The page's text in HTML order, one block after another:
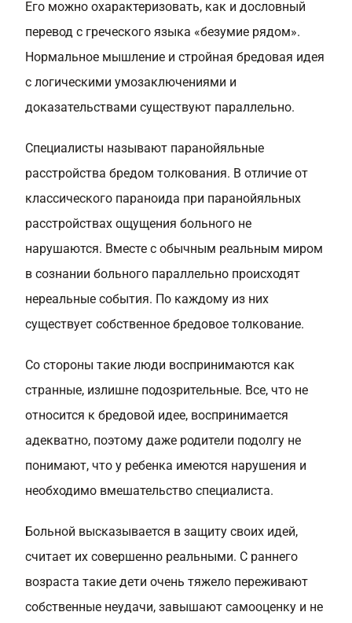
Его можно охарактеризовать, как и дословный
перевод с греческого языка «безумие рядом».
Нормальное мышление и стройная бредовая идея
с логическими умозаключениями и
доказательствами существуют параллельно.
Специалисты называют паранойяльные
расстройства бредом толкования. В отличие от
классического параноида при паранойяльных
расстройствах ощущения больного не
нарушаются. Вместе с обычным реальным миром
в сознании больного параллельно происходят
нереальные события. По каждому из них
существует собственное бредовое толкование.
Со стороны такие люди воспринимаются как
странные, излишне подозрительные. Все, что не
относится к бредовой идее, воспринимается
адекватно, поэтому даже родители подолгу не
понимают, что у ребенка имеются нарушения и
необходимо вмешательство специалиста.
Больной высказывается в защиту своих идей,
считает их совершенно реальными. С раннего
возраста такие дети очень тяжело переживают
собственные неудачи, завышают самооценку и не